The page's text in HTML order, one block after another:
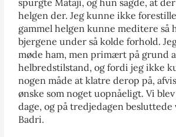
helgen der. Jeg kunne ikke
gammel helgen kunne meditere så
bjergene under så kolde forhold.
møde ham, men primært på grund
helbredstilstand, og fordi jeg ikke
nogen måde at klatre derop på,
ønske som noget uopnåeligt. Vi
dage, og på tredjedagen besluttede
Badri.